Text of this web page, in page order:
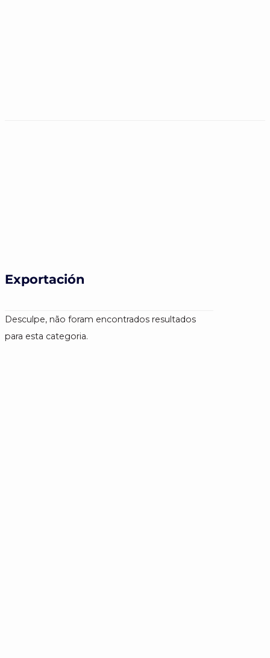
Exportación
Desculpe, não foram encontrados resultados
para esta categoria.